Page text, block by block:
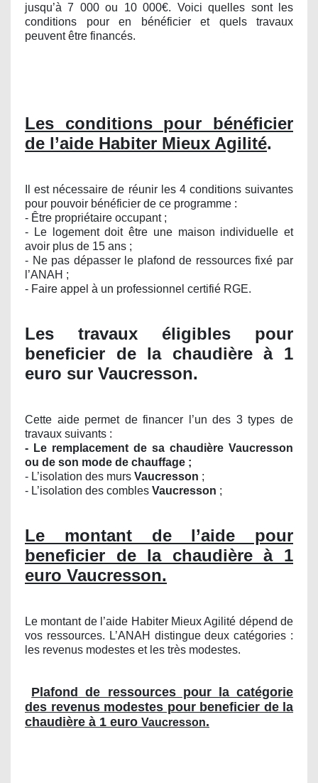
jusqu’à 7 000 ou 10 000€. Voici quelles sont les
conditions pour en bénéficier et quels travaux
peuvent être financés.
Les conditions pour bénéficier
de l’aide Habiter Mieux Agilité.
Il est nécessaire de réunir les 4 conditions suivantes
pour pouvoir bénéficier de ce programme :
- Être propriétaire occupant ;
- Le logement doit être une maison individuelle et
avoir plus de 15 ans ;
- Ne pas dépasser le plafond de ressources fixé par
l’ANAH ;
- Faire appel à un professionnel certifié RGE.
Les travaux éligibles pour
beneficier de la chaudière à 1
euro sur Vaucresson.
Cette aide permet de financer l’un des 3 types de
travaux suivants :
- Le remplacement de sa chaudière Vaucresson
ou de son mode de chauffage ;
- L’isolation des murs Vaucresson ;
- L’isolation des combles Vaucresson ;
Le montant de l’aide pour
beneficier de la chaudière à 1
euro Vaucresson.
Le montant de l’aide Habiter Mieux Agilité dépend de
vos ressources. L’ANAH distingue deux catégories :
les revenus modestes et les très modestes.
Plafond de ressources pour la catégorie
des revenus modestes pour beneficier de la
chaudière à 1 euro Vaucresson.